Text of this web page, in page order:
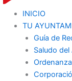
INICIO
TU
Guía de
Saludo del